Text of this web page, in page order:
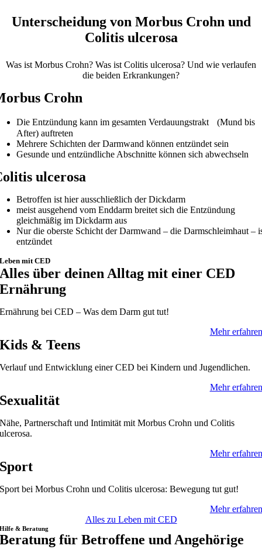
Unterscheidung von Morbus Crohn und
Colitis ulcerosa
Was ist Morbus Crohn? Was ist Colitis ulcerosa? Und wie verlaufen
die beiden Erkrankungen?
Crohn
Die Entzündung kann im gesamten Verdauungstrakt (Mund bis
After) auftreten
Mehrere Schichten der Darmwand können entzündet sein
Gesunde und entzündliche Abschnitte können sich abwechseln
ulcerosa
Betroffen ist hier ausschließlich der Dickdarm
meist ausgehend vom Enddarm breitet sich die Entzündung
gleichmäßig im Dickdarm aus
Nur die oberste Schicht der Darmwand – die Darmschleimhaut –
entzündet
Leben mit CED
Alles über deinen Alltag mit einer CED
Ernährung
Ernährung bei CED – Was dem Darm gut tut!
Mehr erfahren
Kids & Teens
Verlauf und Entwicklung einer CED bei Kindern und Jugendlichen.
Mehr erfahren
Sexualität
Nähe, Partnerschaft und Intimität mit Morbus Crohn und Colitis
ulcerosa.
Mehr erfahren
Sport
Sport bei Morbus Crohn und Colitis ulcerosa: Bewegung tut gut!
Mehr erfahren
Alles zu Leben mit CED
Hilfe & Beratung
Beratung für Betroffene und Angehörige